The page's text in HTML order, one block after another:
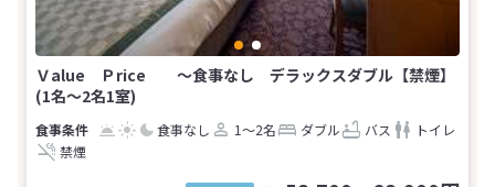
Ｖalue Ｐrice 〜食事なし デラックスダブル【禁煙】
(1名～2名1室)
食事なし 1～2名 ダブル バス
トイレ
禁煙